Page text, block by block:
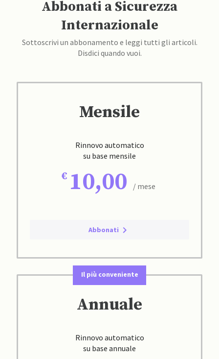
Abbonati a Sicurezza
Internazionale
Sottoscrivi un abbonamento e leggi tutti gli articoli.
Disdici quando vuoi.
Mensile
Rinnovo automatico
su base mensile
10,00 / mese
Abbonati
Il più conveniente
Annuale
Rinnovo automatico
su base annuale